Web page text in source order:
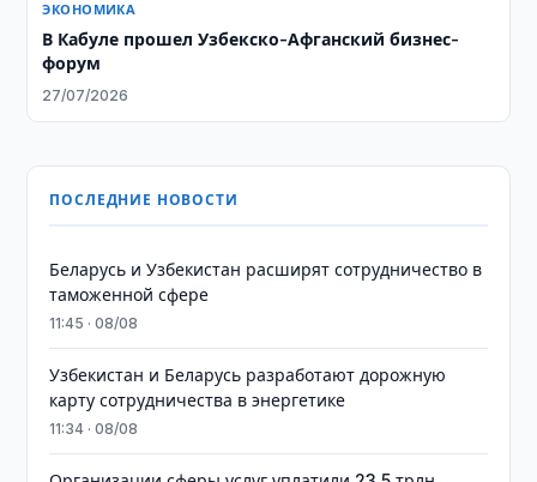
ЭКОНОМИКА
В Кабуле прошел Узбекско-Афганский бизнес-
форум
27/07/2026
ПОСЛЕДНИЕ НОВОСТИ
Беларусь и Узбекистан расширят сотрудничество в
таможенной сфере
11:45 · 08/08
Узбекистан и Беларусь разработают дорожную
карту сотрудничества в энергетике
11:34 · 08/08